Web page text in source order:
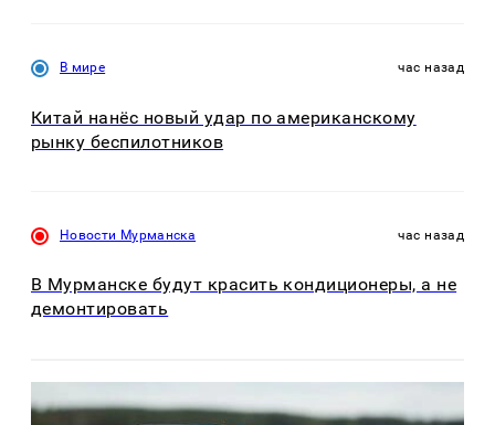
В мире час назад
Китай нанёс новый удар по американскому
рынку беспилотников
Новости Мурманска час назад
В Мурманске будут красить кондиционеры, а не
демонтировать